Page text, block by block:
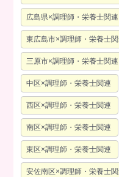
広島県×調理師・栄養士関連
東広島市×調理師・栄養士
三原市×調理師・栄養士関連
中区×調理師・栄養士関連
西区×調理師・栄養士関連
南区×調理師・栄養士関連
東区×調理師・栄養士関連
安佐南区×調理師・栄養士